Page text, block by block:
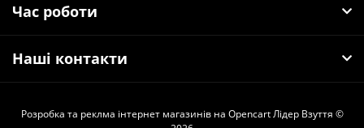
Час роботи
Наші контакти
Розробка та реклма інтернет магазинів на OpencartЛідер Взуття ©